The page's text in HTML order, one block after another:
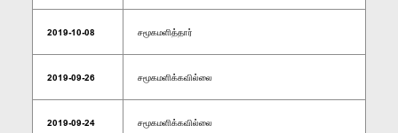
2019-10-08 சமூகமளித்தார்
2019-09-26 சமூகமளிக்கவில்லை
2019-09-24 சமூகமளிக்கவில்லை